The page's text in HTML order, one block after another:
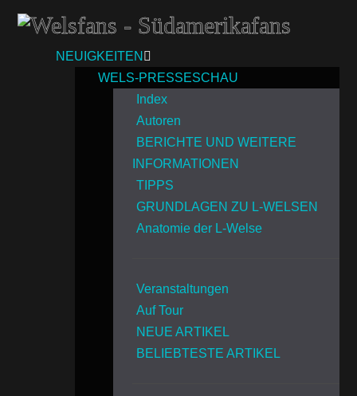
NEUIGKEITEN
WELS-PRESSESCHAU
Index
Autoren
BERICHTE UND WEITERE
INFORMATIONEN
TIPPS
GRUNDLAGEN ZU L-WELSEN
Anatomie der L-Welse
Veranstaltungen
Auf Tour
NEUE ARTIKEL
BELIEBTESTE ARTIKEL